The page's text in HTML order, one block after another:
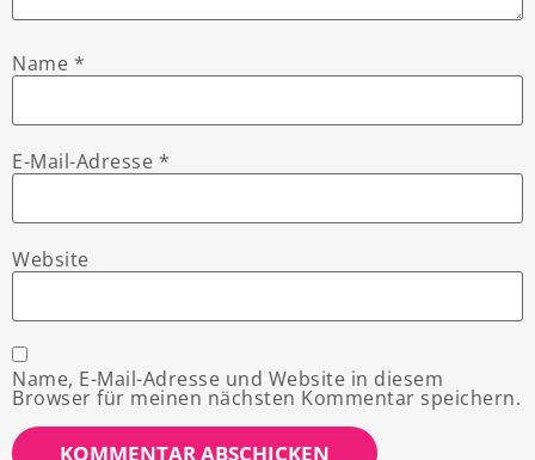
Name *
E-Mail-Adresse *
Website
Name, E-Mail-Adresse und Website in diesem
Browser für meinen nächsten Kommentar speichern.